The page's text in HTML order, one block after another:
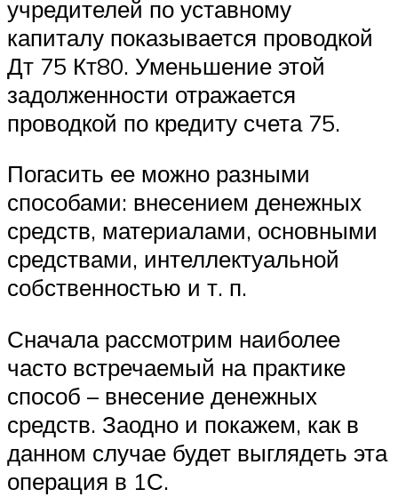
учредителей по уставному
капиталу показывается проводкой
Дт 75 Кт80. Уменьшение этой
задолженности отражается
проводкой по кредиту счета 75.
Погасить ее можно разными
способами: внесением денежных
средств, материалами, основными
средствами, интеллектуальной
собственностью и т. п.
Сначала рассмотрим наиболее
часто встречаемый на практике
способ – внесение денежных
средств. Заодно и покажем, как в
данном случае будет выглядеть эта
операция в 1С.